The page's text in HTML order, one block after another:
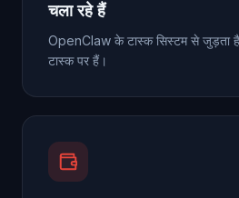
चला रहे हैं
OpenClaw के टास्क सिस्टम से जुड़ता
टास्क पर हैं।